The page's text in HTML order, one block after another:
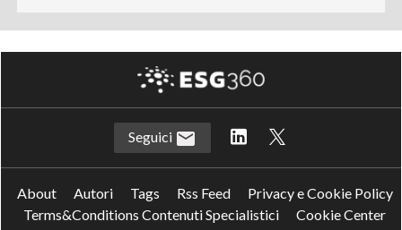
Seguici
About Autori Tags Rss Feed
Privacy e Cookie Policy
Terms&Conditions Contenuti Specialistici
Cookie Center